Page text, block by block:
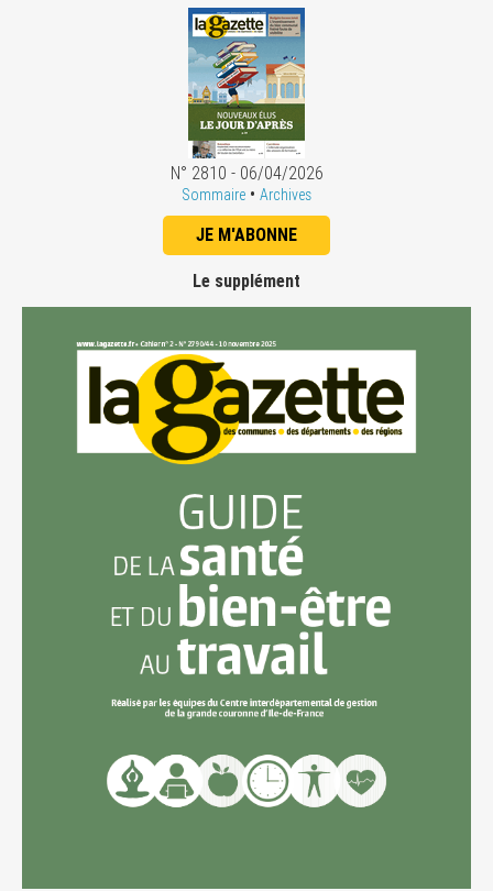
N° 2810 - 06/04/2026
Sommaire • Archives
JE M'ABONNE
Le supplément